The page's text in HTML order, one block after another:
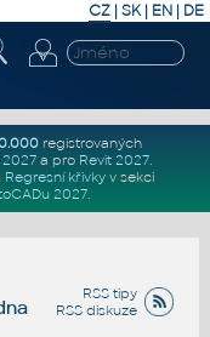
CZ | SK| EN | DE
registrovaných
a pro Revit 2027.
Regresní křivkyv sekci
2027.
RSS tipy
RSS diskuze